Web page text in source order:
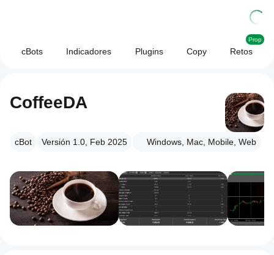
cBots Indicadores Plugins Copy Retos
Prop
CoffeeDA
cBot Versión 1.0, Feb 2025 Windows, Mac, Mobile, Web